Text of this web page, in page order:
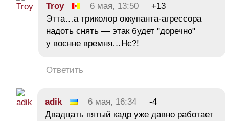
Troy 6 мая, 13:50
+13
Этта…а триколор оккупанта-агрессора
надоть снять — этак будет "доречно"
у воєнне времня…Нє?!
Ответить
adik 6 мая, 16:34
-4
Двадцать пятый кадр уже давно работает